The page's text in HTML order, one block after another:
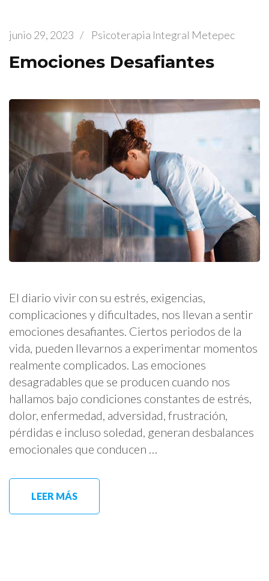
junio 29, 2023 / Psicoterapia Integral Metepec
Emociones Desafiantes
El diario vivir con su estrés, exigencias,
complicaciones y dificultades, nos llevan a sentir
emociones desafiantes. Ciertos periodos de la
vida, pueden llevarnos a experimentar momentos
realmente complicados. Las emociones
desagradables que se producen cuando nos
hallamos bajo condiciones constantes de estrés,
dolor, enfermedad, adversidad, frustración,
pérdidas e incluso soledad, generan desbalances
emocionales que conducen …
LEER MÁS